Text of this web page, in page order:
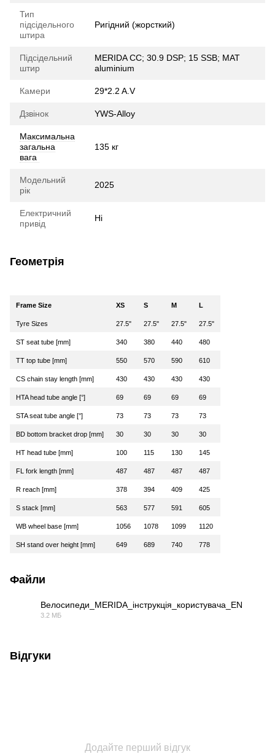
Тип
підсідельного
штира
Ригідний (жорсткий)
Підсідельний
штир
MERIDA CC; 30.9 DSP; 15 SSB; MAT
aluminium
Камери 29*2.2 A.V
Дзвінок YWS-Alloy
Максимальна
загальна
вага
135 кг
Модельний
рік
2025
Електричний
привід
Ні
Геометрія
Frame Size XS S M L
Tyre Sizes 27.5" 27.5" 27.5" 27.5"
ST seat tube [mm] 340 380 440 480
TT top tube [mm] 550 570 590 610
CS chain stay length [mm] 430 430 430 430
HTA head tube angle [°] 69 69 69 69
STA seat tube angle [°] 73 73 73 73
BD bottom bracket drop [mm] 30 30 30 30
HT head tube [mm] 100 115 130 145
FL fork length [mm] 487 487 487 487
R reach [mm] 378 394 409 425
S stack [mm] 563 577 591 605
WB wheel base [mm] 1056 1078 1099 1120
SH stand over height [mm] 649 689 740 778
Файли
Велосипеди_MERIDA_інструкція_користувача_EN
3.2 МБ
Відгуки
Додайте перший відгук